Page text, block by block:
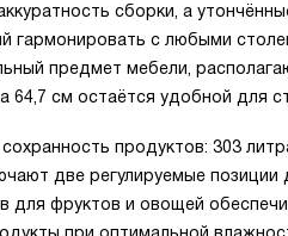
сборки, а
с любыми
предмет мебели,
64,7 см остаётся удобной для
продуктов: 303
две регулируемые
для фруктов и овощей